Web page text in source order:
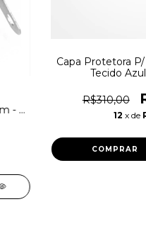
- 5
Capa Protetora
Tecido
R$310,00
12 x de